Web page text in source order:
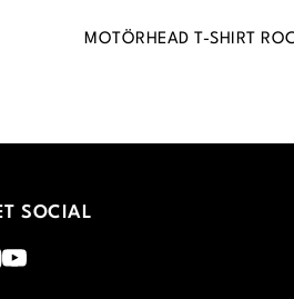
MOTÖRHEAD T-SHIRT
SOCIAL
Youtube